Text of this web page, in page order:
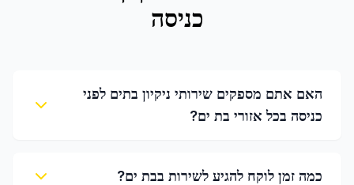
כניסה
האם אתם מספקים שירותי ניקיון בתים לפני
כניסה בכל אזורי בת ים?
כמה זמן לוקח להגיע לשירות בבת ים?